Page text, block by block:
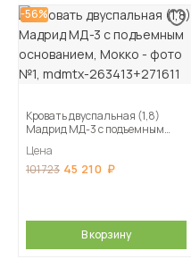
-56%
Кровать двуспальная (1,8)
Мадрид МД-3 с подъемным
Цена
101 723 45 210
В корзину